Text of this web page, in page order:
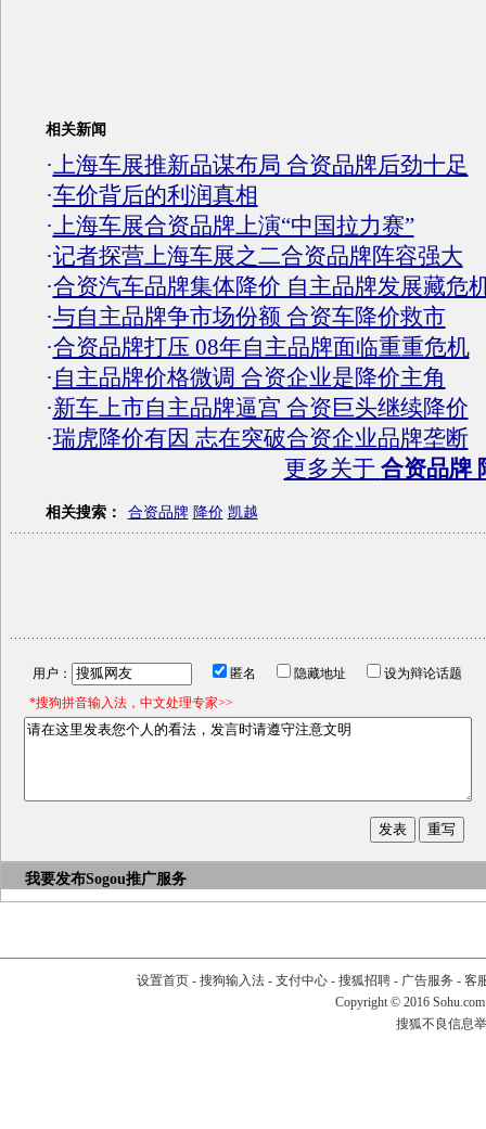
相关新闻
·上海车展推新品谋布局 合资品牌后劲十足
·车价背后的利润真相
·上海车展合资品牌上演“中国拉力赛”
·记者探营上海车展之二合资品牌阵容强大
·合资汽车品牌集体降价 自主品牌发展藏危
·与自主品牌争市场份额 合资车降价救市
·合资品牌打压 08年自主品牌面临重重危机
· 自主品牌价格微调 合资企业是降价主角
·新车上市自主品牌逼宫 合资巨头继续降价
·瑞虎降价有因 志在突破合资企业品牌垄断
更多关于 合资品牌
相关搜索： 合资品牌 降价 凯越
用户： 匿名 隐藏地址
设为辩论话题
*搜狗拼音输入法，中文处理专家>>
我要发布Sogou推广服务
设置首页- 搜狗输入法- 支付中心- 搜狐招聘- 广告服务 - 客
Copyright © 2016
搜狐不良信息